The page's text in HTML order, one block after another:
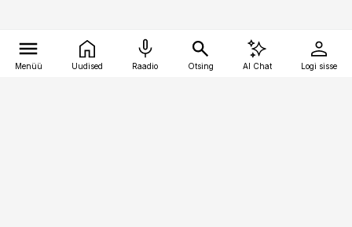
Menüü Uudised Raadio Otsing AI Chat Logi sisse